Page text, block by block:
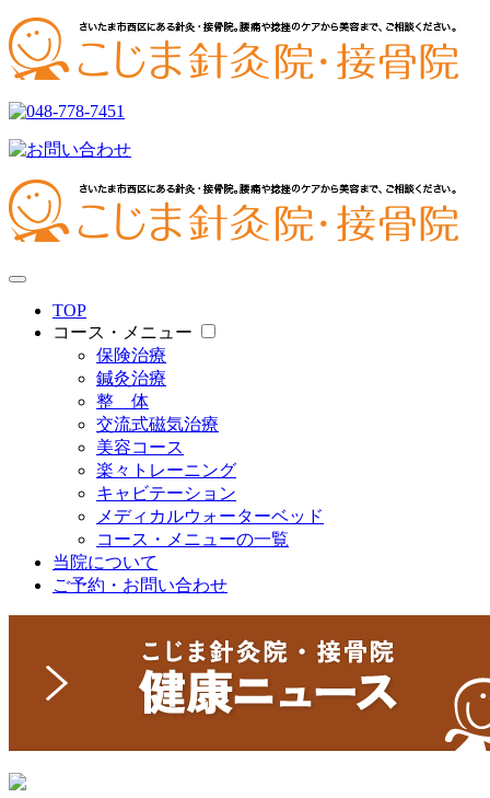
TOP
コース・メニュー
保険治療
鍼灸治療
整 体
交流式磁気治療
美容コース
楽々トレーニング
キャビテーション
メディカルウォーターベッド
コース・メニューの一覧
当院について
ご予約・お問い合わせ